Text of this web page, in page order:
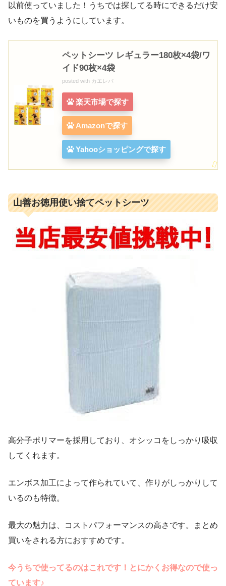
以前使っていました！うちでは探してる時にできるだけ安
いものを買うようにしています。
ペットシーツ レギュラー180枚×4袋/ワ
イド90枚×4袋
posted with カエレバ
楽天市場で探す
Amazonで探す
Yahooショッピングで探す
山善お徳用使い捨てペットシーツ
高分子ポリマーを採用しており、オシッコをしっかり吸収
してくれます。
エンボス加工によって作られていて、作りがしっかりして
いるのも特徴。
最大の魅力は、コストパフォーマンスの高さです。まとめ
買いをされる方におすすめです。
今うちで使ってるのはこれです！とにかくお得なので使っ
ています♪